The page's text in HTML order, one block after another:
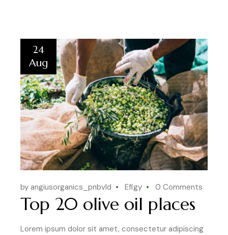
24
Aug
by angiusorganics_pnbvld Efigy 0 Comments
Top 20 olive oil places
Lorem ipsum dolor sit amet, consectetur adipiscing